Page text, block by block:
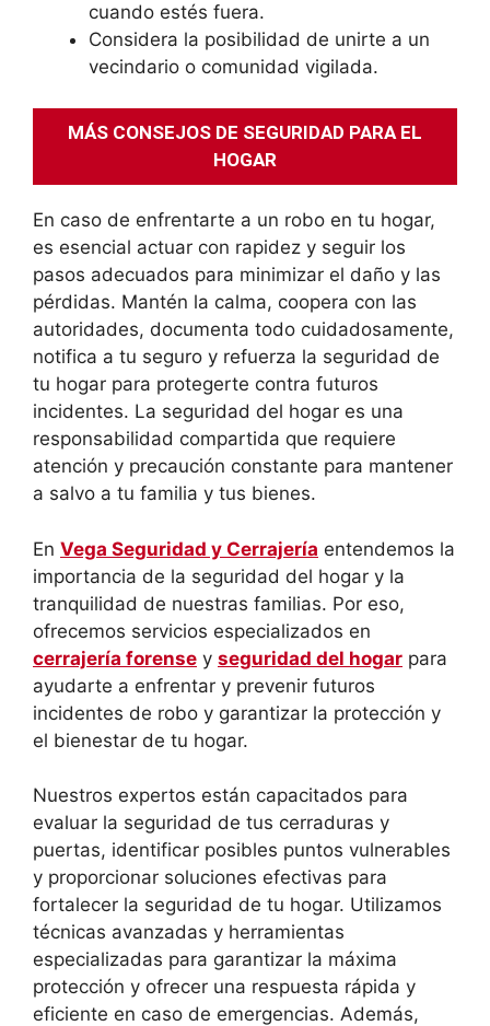
cuando estés fuera.
Considera la posibilidad de unirte a un
vecindario o comunidad vigilada.
MÁS CONSEJOS DE SEGURIDAD PARA EL
HOGAR
En caso de enfrentarte a un robo en tu hogar,
es esencial actuar con rapidez y seguir los
pasos adecuados para minimizar el daño y las
pérdidas. Mantén la calma, coopera con las
autoridades, documenta todo cuidadosamente,
notifica a tu seguro y refuerza la seguridad de
tu hogar para protegerte contra futuros
incidentes. La seguridad del hogar es una
responsabilidad compartida que requiere
atención y precaución constante para mantener
a salvo a tu familia y tus bienes.
En Vega Seguridad y Cerrajería entendemos la
importancia de la seguridad del hogar y la
tranquilidad de nuestras familias. Por eso,
ofrecemos servicios especializados en
cerrajería forense y seguridad del hogar para
ayudarte a enfrentar y prevenir futuros
incidentes de robo y garantizar la protección y
el bienestar de tu hogar.
Nuestros expertos están capacitados para
evaluar la seguridad de tus cerraduras y
puertas, identificar posibles puntos vulnerables
y proporcionar soluciones efectivas para
fortalecer la seguridad de tu hogar. Utilizamos
técnicas avanzadas y herramientas
especializadas para garantizar la máxima
protección y ofrecer una respuesta rápida y
eficiente en caso de emergencias. Además,